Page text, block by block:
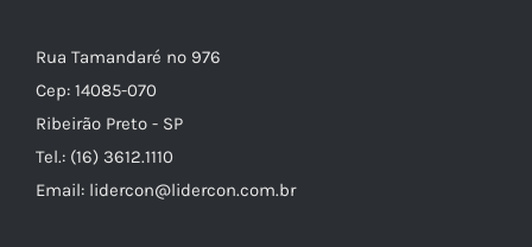
Rua Tamandaré nº 976
Cep: 14085-070
Ribeirão Preto - SP
Tel.: (16) 3612.1110
Email: lidercon@lidercon.com.br